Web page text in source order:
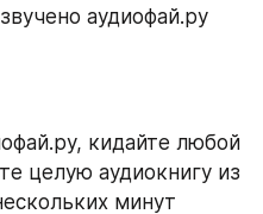
аудиофай.ру
кидайте любой
целую аудиокнигу из
минут